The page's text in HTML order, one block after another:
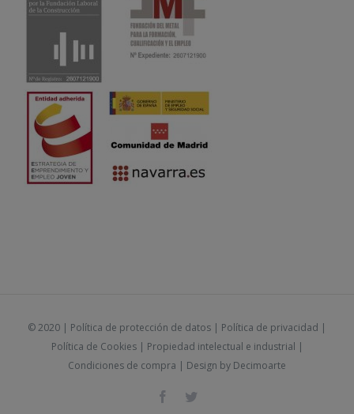
© 2020 | Política de protección de datos | Política de privacidad |
Política de Cookies| Propiedad intelectual e industrial |
Condiciones de compra | Design by Decimoarte
Facebook